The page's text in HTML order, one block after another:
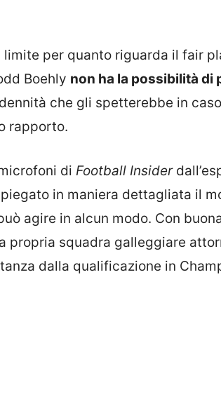
per quanto riguarda il fair
Boehly non ha la possibilità di
che gli spetterebbe in caso
rapporto.
di Football Insider
in maniera dettagliata il
agire in alcun modo. Con
propria squadra galleggiare
dalla qualificazione in